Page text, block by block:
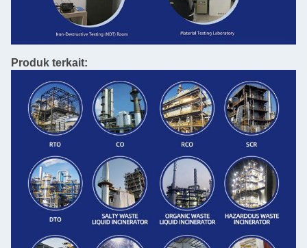
Produk terkait: